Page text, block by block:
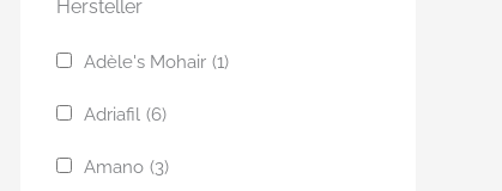
Hersteller
Adèle's Mohair (1)
Adriafil (6)
Amano (3)